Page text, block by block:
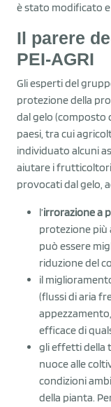
è stato modificato
Il parere
PEI-AGRI
Gli esperti del
protezione della
dal gelo (composto
paesi, tra cui
individuato alcuni
aiutare i frutticoltori
provocati dal gelo,
l’irrorazione a
protezione più
può essere
riduzione del
il
(flussi di aria
efficace di
gli effetti della
nuoce alle
condizioni
della pianta.